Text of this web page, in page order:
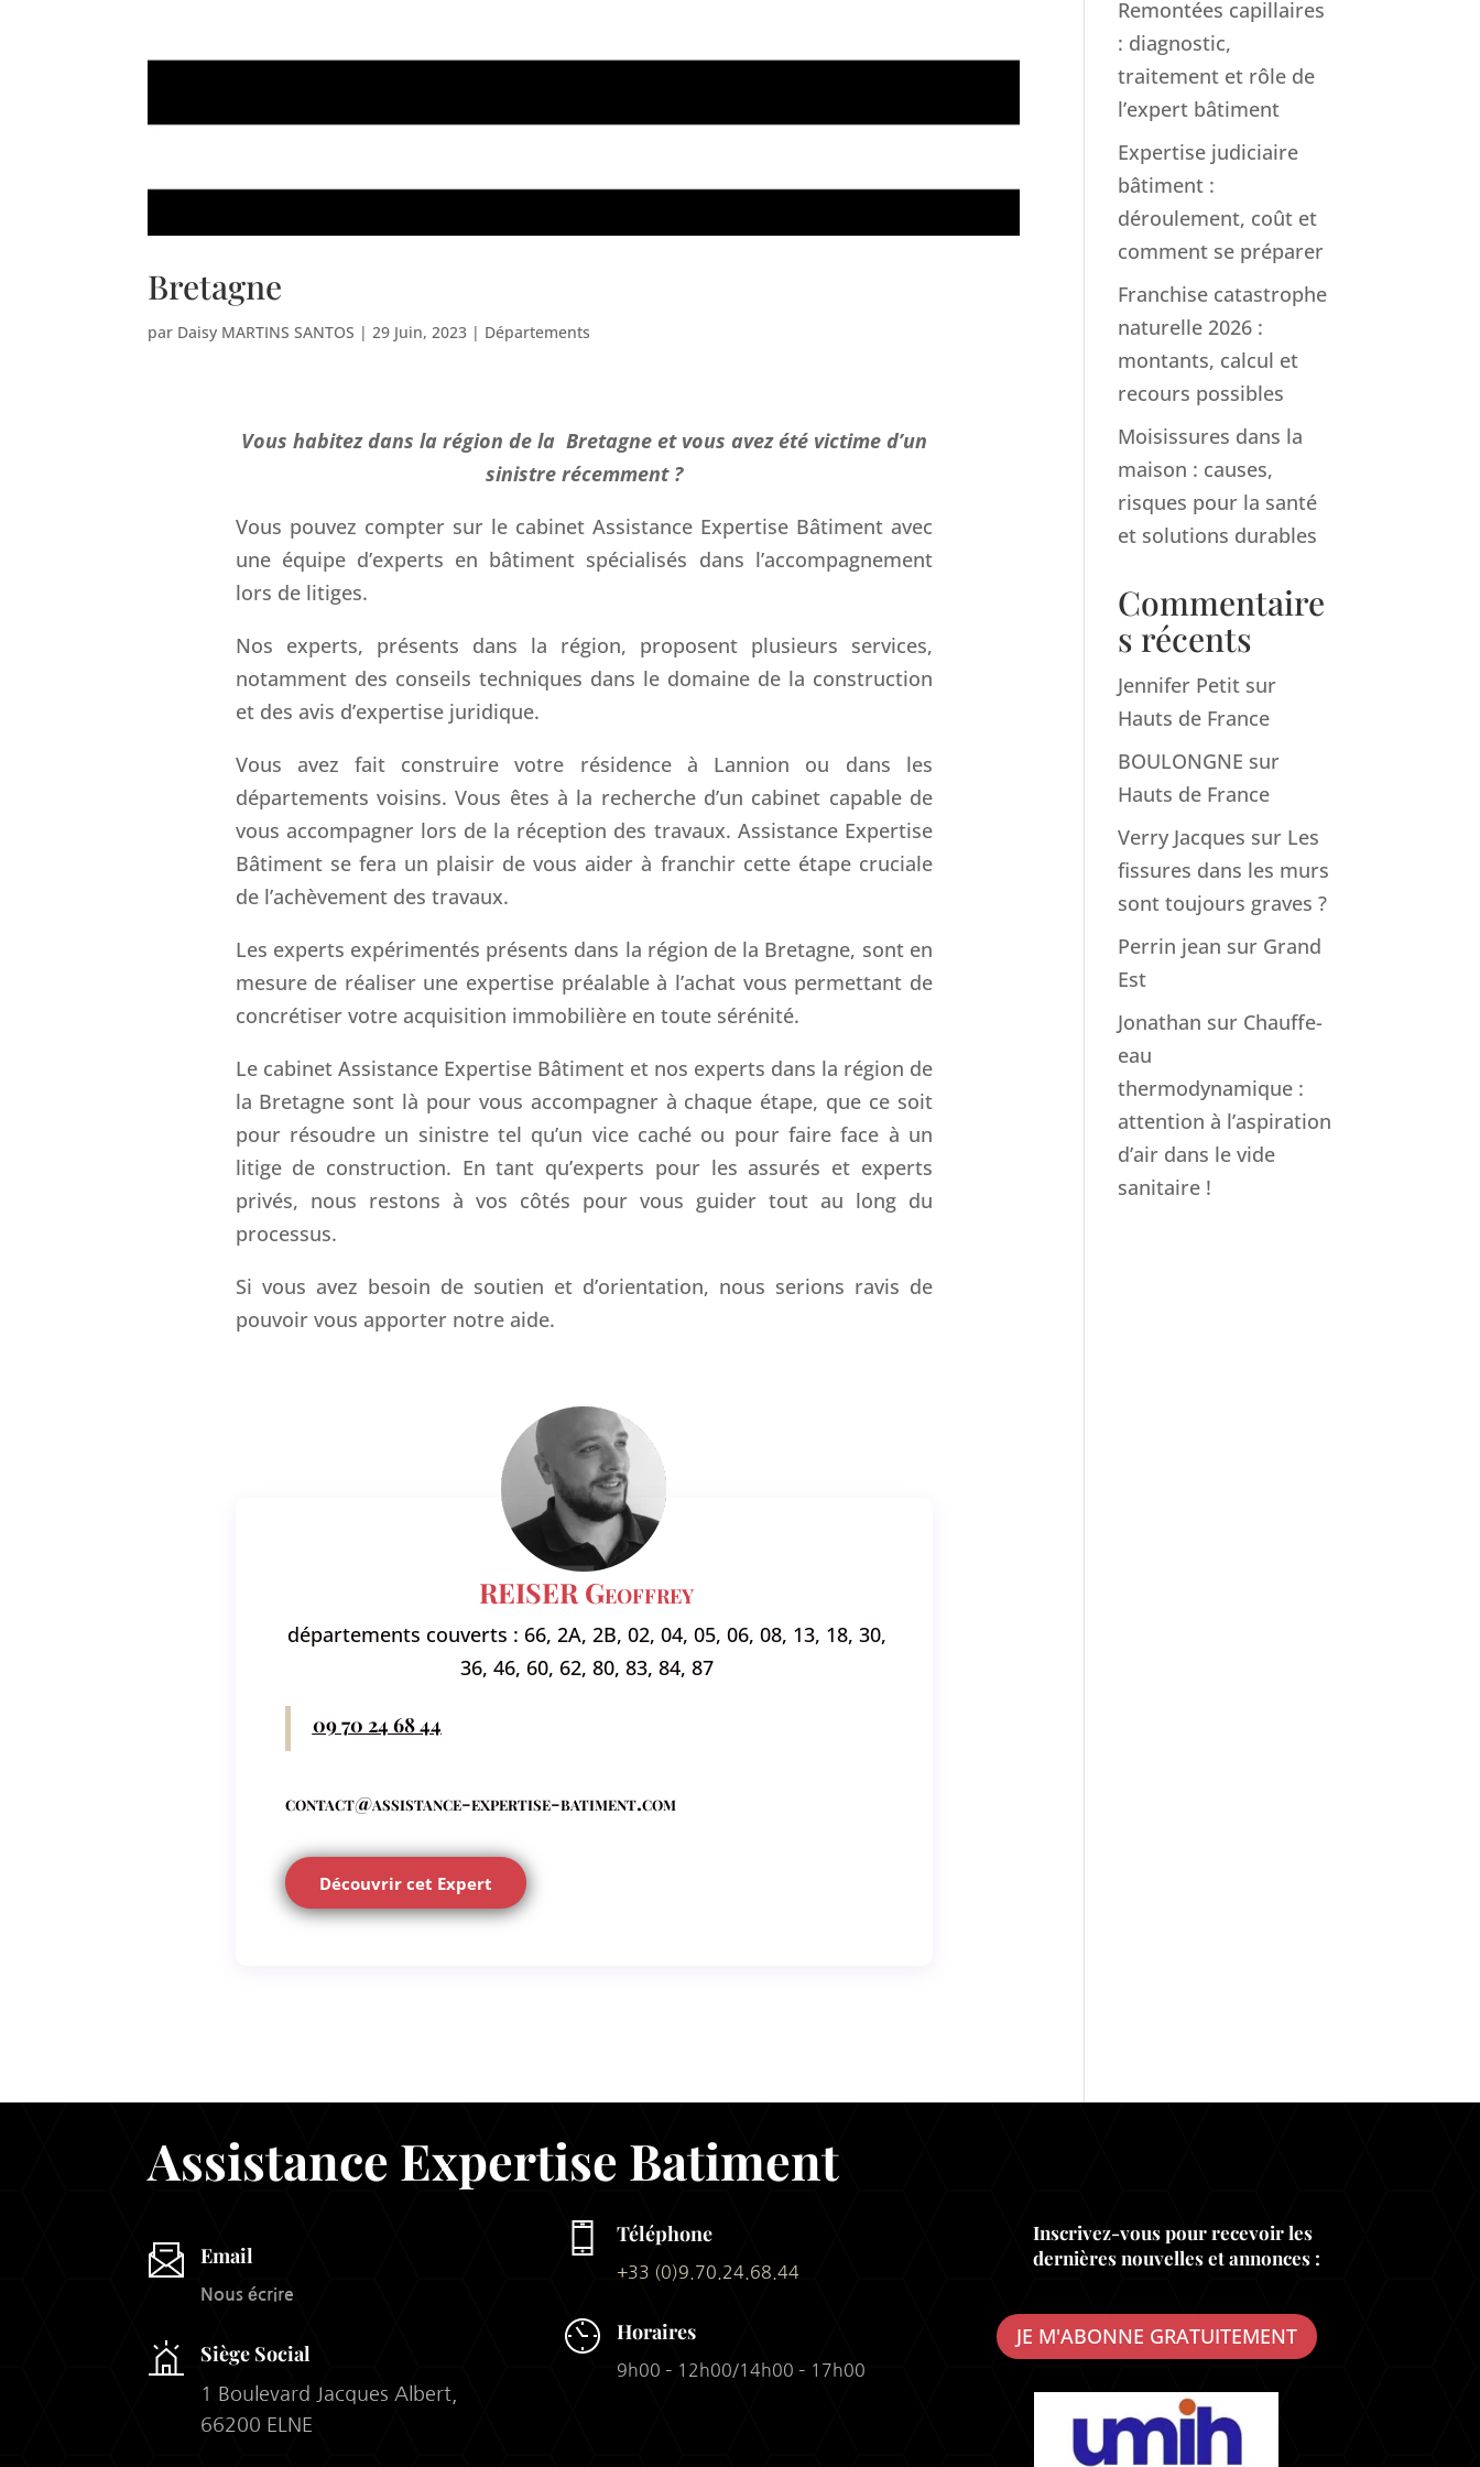
Bretagne
par Daisy MARTINS SANTOS | 29 Juin, 2023 | Départements
Vous habitez dans la région de la Bretagne et vous avez été victime d’un
sinistre récemment ?
Vous pouvez compter sur le cabinet Assistance Expertise Bâtiment avec
une équipe d’experts en bâtiment spécialisés dans l’accompagnement
lors de litiges.
Nos experts, présents dans la région, proposent plusieurs services,
notamment des conseils techniques dans le domaine de la construction
et des avis d’expertise juridique.
Vous avez fait construire votre résidence à Lannion ou dans les
départements voisins. Vous êtes à la recherche d’un cabinet capable de
vous accompagner lors de la réception des travaux. Assistance Expertise
Bâtiment se fera un plaisir de vous aider à franchir cette étape cruciale
de l’achèvement des travaux.
Les experts expérimentés présents dans la région de la Bretagne, sont en
mesure de réaliser une expertise préalable à l’achat vous permettant de
concrétiser votre acquisition immobilière en toute sérénité.
Le cabinet Assistance Expertise Bâtiment et nos experts dans la région de
la Bretagne sont là pour vous accompagner à chaque étape, que ce soit
pour résoudre un sinistre tel qu’un vice caché ou pour faire face à un
litige de construction. En tant qu’experts pour les assurés et experts
privés, nous restons à vos côtés pour vous guider tout au long du
processus.
Si vous avez besoin de soutien et d’orientation, nous serions ravis de
pouvoir vous apporter notre aide.
REISER Geoffrey
départements couverts : 66, 2A, 2B, 02, 04, 05, 06, 08, 13, 18, 30,
36, 46, 60, 62, 80, 83, 84, 87
09 70 24 68 44
contact@assistance-expertise-batiment.com
Découvrir cet Expert
Remontées capillaires
: diagnostic,
traitement et rôle de
l’expert bâtiment
Expertise judiciaire
bâtiment :
déroulement, coût et
comment se préparer
Franchise catastrophe
naturelle 2026 :
montants, calcul et
recours possibles
Moisissures dans la
maison : causes,
risques pour la santé
et solutions durables
Commentaire
s récents
Jennifer Petit sur
Hauts de France
BOULONGNE sur
Hauts de France
Verry Jacques sur Les
fissures dans les murs
sont toujours graves ?
Perrin jean sur Grand
Est
Jonathan sur Chauffe-
eau
thermodynamique :
attention à l’aspiration
d’air dans le vide
sanitaire !
Assistance Expertise Batiment
Email
Nous écrire
Siège Social
1 Boulevard Jacques Albert,
66200 ELNE
Téléphone
+33 (0)9.70.24.68.44
Horaires
9h00 – 12h00/14h00 – 17h00
Inscrivez-vous pour recevoir les
dernières nouvelles et annonces :
JE M'ABONNE GRATUITEMENT